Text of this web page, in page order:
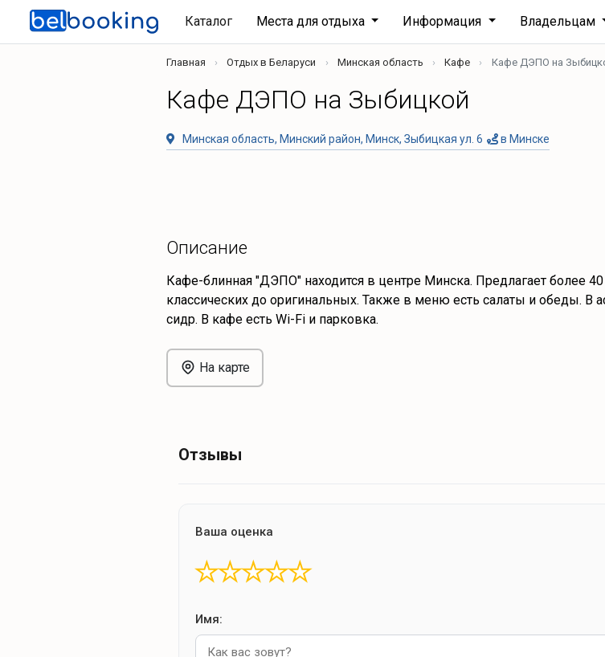
Каталог Места для отдыха Информация Владельцам
Главная Отдых в Беларуси Минская область Кафе Кафе ДЭПО на
Кафе ДЭПО на Зыбицкой
Минская область, Минский район, Минск, Зыбицкая ул. 6 в Минске
Описание
Кафе-блинная "ДЭПО" находится в центре Минска. Предлагает более
классических до оригинальных. Также в меню есть салаты и обеды. В
сидр. В кафе есть Wi-Fi и парковка.
На карте
Отзывы
Ваша оценка
★
★
★
★
★
Имя: